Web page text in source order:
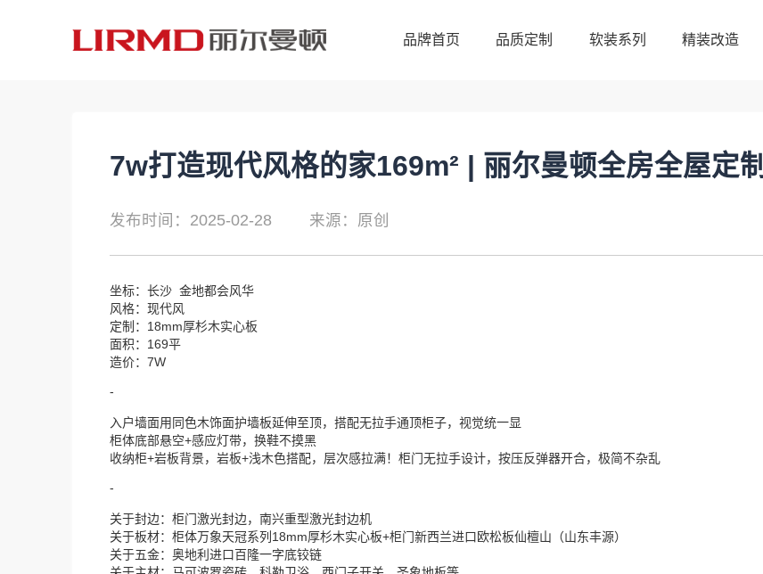
品牌首页 品质定制 软装系列 精装改造
7w打造现代风格的家169m² | 丽尔曼顿全房全屋定制
发布时间：2025-02-28 来源：原创
坐标：长沙 金地都会风华
风格：现代风
定制：18mm厚杉木实心板
面积：169平
造价：7W
-
入户墙面用同色木饰面护墙板延伸至顶，搭配无拉手通顶柜子，视觉统一显
柜体底部悬空+感应灯带，换鞋不摸黑
收纳柜+岩板背景，岩板+浅木色搭配，层次感拉满！柜门无拉手设计，按压反弹器开合，极简不杂乱
-
关于封边：柜门激光封边，南兴重型激光封边机
关于板材：柜体万象天冠系列18mm厚杉木实心板+柜门新西兰进口欧松板仙檀山（山东丰源）
关于五金：奥地利进口百隆一字底铰链